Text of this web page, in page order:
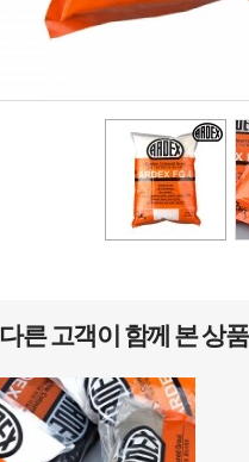
다른 고객이 함께 본 상품